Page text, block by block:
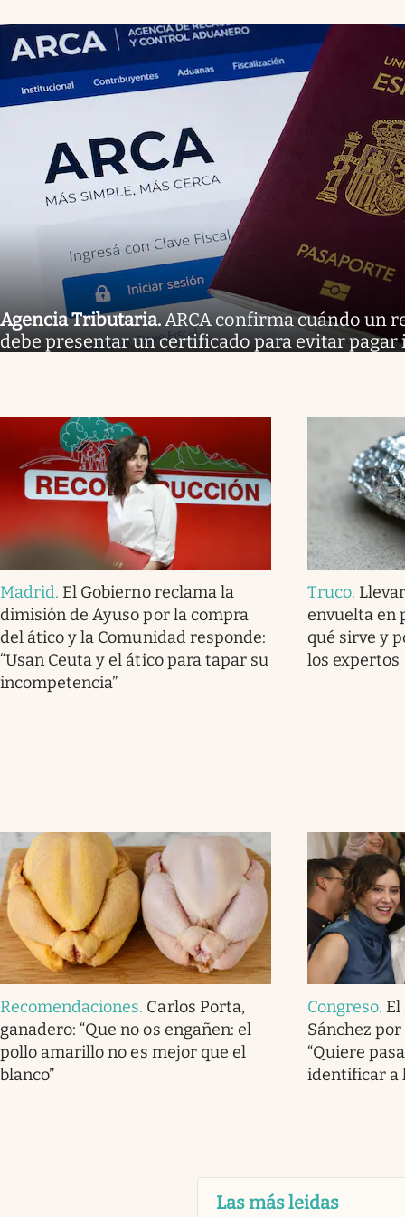
Agencia Tributaria.ARCA confirma cuándo un
debe presentar un certificado para evitar pagar
Madrid. El Gobierno reclama la
dimisión de Ayuso por la compra
del ático y la Comunidad responde:
“Usan Ceuta y el ático para tapar su
incompetencia”
Truco.
envuelta en
qué sirve y
los expertos
Recomendaciones. Carlos Porta,
ganadero: “Que no os engañen: el
pollo amarillo no es mejor que el
blanco”
Congreso. El
Sánchez
“Quiere
identificar a
Las más leidas